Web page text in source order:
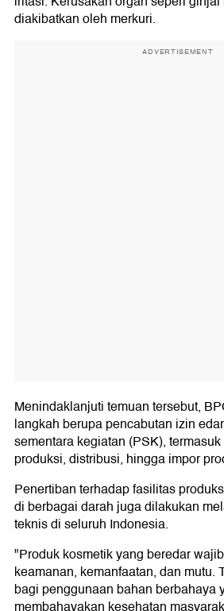
diakibatkan oleh merkuri.
ADVERTISEMENT
Menindaklanjuti temuan tersebut,
langkah berupa pencabutan izin
sementara kegiatan (PSK),
produksi, distribusi, hingga impor
Penertiban terhadap fasilitas
di berbagai darah juga dilakukan
teknis di seluruh Indonesia.
"Produk kosmetik yang beredar
keamanan, kemanfaatan, dan mutu.
bagi penggunaan bahan berbahaya